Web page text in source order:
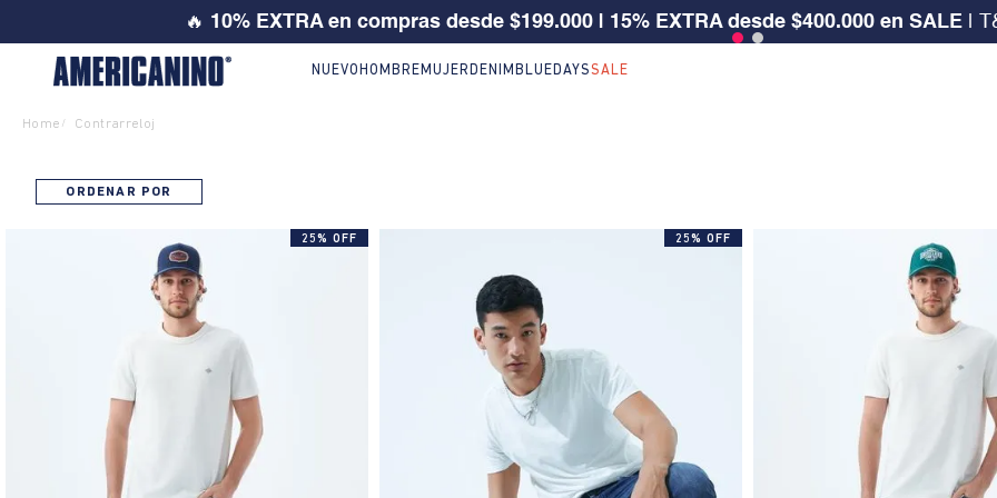
🔥 10% EXTRA en compras desde $199.000 | 15% EXTRA desde $400.000 en SALE |
NUEVO HOMBRE MUJER DENIM BLUEDAYSSALE
Home / Contrarreloj
ORDENAR POR
25% OFF 25% OFF